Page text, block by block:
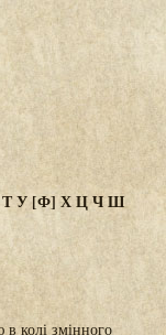
ТУ[Ф] ХЦЧШ
колі змінного